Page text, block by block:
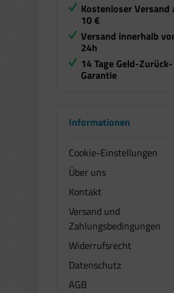
Kostenloser Versand
10 €
Versand innerhalb
24h
14 Tage Geld-Zurück-
Garantie
Informationen
Cookie-Einstellungen
Über uns
Kontakt
Versand und
Zahlungsbedingungen
Widerrufsrecht
Datenschutz
AGB